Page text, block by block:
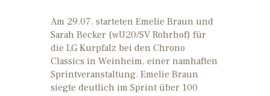
Am 29.07. starteten Emelie Braun und
Sarah Becker (wU20/SV Rohrhof) für
die LG Kurpfalz bei den Chrono
Classics in Weinheim, einer namhaften
Sprintveranstaltung. Emelie Braun
siegte deutlich im Sprint über 100